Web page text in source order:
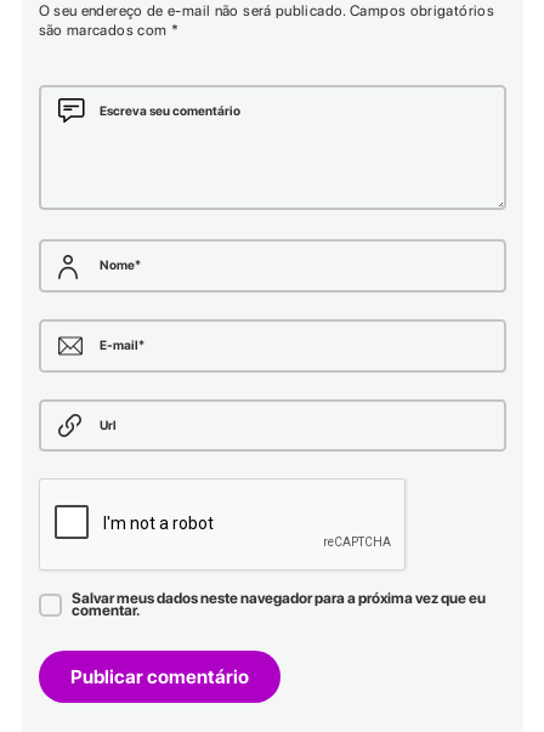
O seu endereço de e-mail não será publicado. Campos obrigatórios
são marcados com *
Escreva seu comentário
Nome*
E-mail*
Url
Salvar meus dados neste navegador para a próxima vez que eu
comentar.